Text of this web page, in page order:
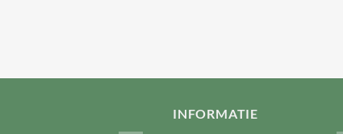
INFORMATIE